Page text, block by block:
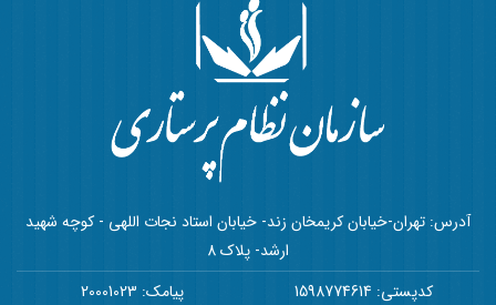
آدرس: تهران-خیابان کریمخان زند- خیابان استاد نجات اللهی - کوچه شهید
ارشد- پلاک 8
کدپستی: 1598774614
پیامک: 20001023